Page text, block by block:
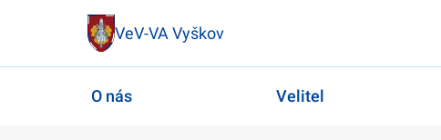
VeV-VA Vyškov
O nás Velitel